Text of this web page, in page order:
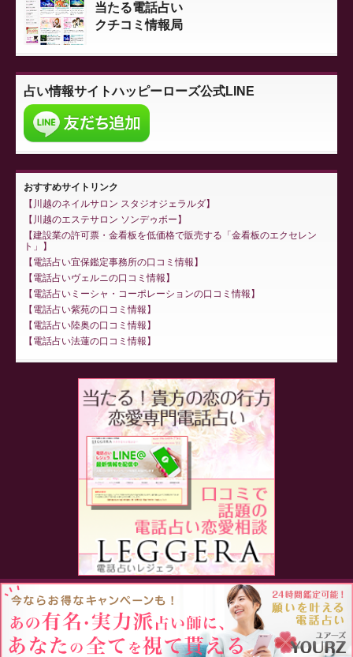
当たる電話占い
クチコミ情報局
占い情報サイトハッピーローズ公式LINE
おすすめサイトリンク
川越のネイルサロン スタジオジェラルダ
川越のエステサロン ソンデゥボー
建設業の許可票・金看板を低価格で販売する「金看板のエクセレン
ト」
電話占い宜保鑑定事務所の口コミ情報
電話占いヴェルニの口コミ情報
電話占いミーシャ・コーポレーションの口コミ情報
電話占い紫苑の口コミ情報
電話占い陸奥の口コミ情報
電話占い法蓮の口コミ情報
Proudly powered by WordPress